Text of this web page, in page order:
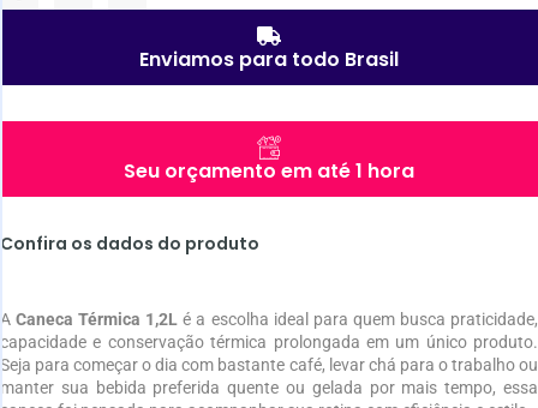
Enviamos para todo Brasil
Seu orçamento em até 1 hora
Confira os dados do produto
ACaneca Térmica 1,2L é a escolha ideal para quem busca praticidade,
capacidade e conservação térmica prolongada em um único produto.
Seja para começar o dia com bastante café, levar chá para o trabalho ou
manter sua bebida preferida quente ou gelada por mais tempo, essa